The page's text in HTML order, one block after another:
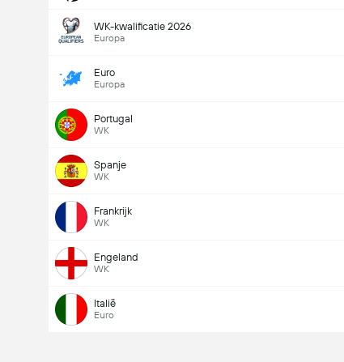
WK-kwalificatie 2026
Europa
Euro
Europa
Portugal
WK
Spanje
WK
Frankrijk
WK
Engeland
WK
Italië
Euro